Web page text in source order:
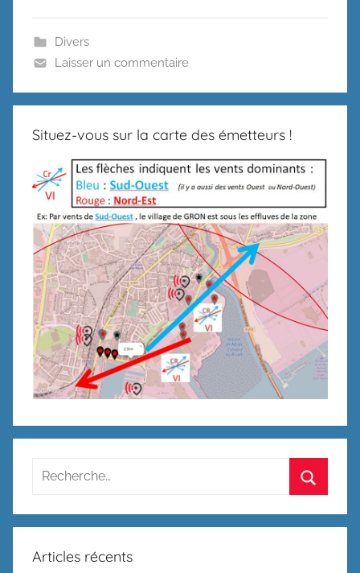
Divers
Laisser un commentaire
Situez-vous sur la carte des émetteurs !
Recherche
:
Articles récents